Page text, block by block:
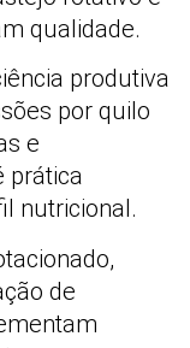
qualidade.
produtiva
por quilo
e
prática
nutricional.
de